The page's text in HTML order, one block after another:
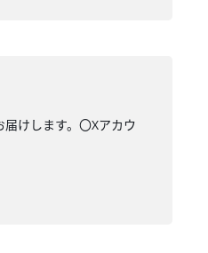
けします。〇Xアカウ